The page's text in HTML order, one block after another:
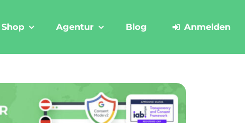
Shop Agentur Blog Anmelden